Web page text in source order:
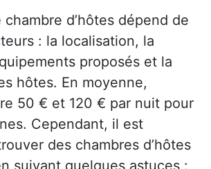
chambre d’hôtes dépend de
: la localisation, la
proposés et la
hôtes. En moyenne,
50 € et 120 € par nuit pour
Cependant, il est
des chambres d’hôtes
suivant quelques astuces :